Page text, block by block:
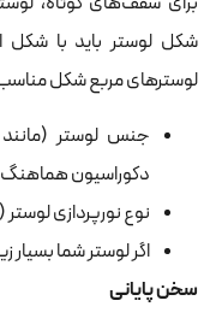
شکل لوستر باید با شکل
لوسترهای مربع شکل
جنس لوستر
دکوراسیون
نوع نورپردازی
اگر لوستر شما بسیار
سخن پایانی